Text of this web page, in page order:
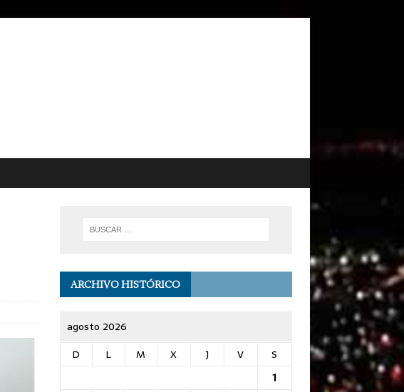
ARCHIVO HISTÓRICO
agosto 2026
D
L M X J V
S
1